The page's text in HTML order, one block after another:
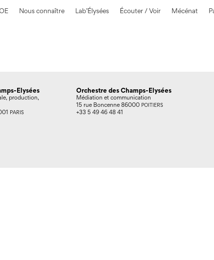
Nous connaître Lab’Élysées Écouter / Voir Mécénat
idéale avec ses nuances et ses tempos quasi parfaits ;
brillants et Brahms lui même n’aurait certainement pas
Elysées
production,
PARIS
Orchestre des Champs-Elysées
Médiation et communication
15 rue Boncenne 86000 POITIERS
+33 5 49 46 48 41